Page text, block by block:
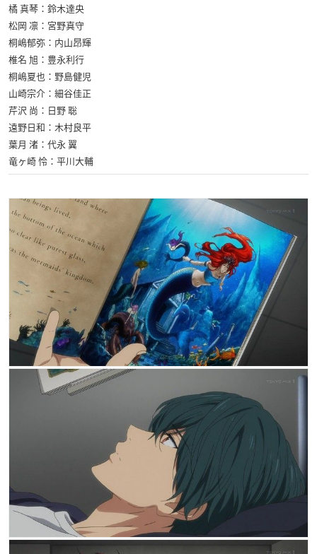
橘 真琴：鈴木達央
松岡 凛：宮野真守
桐嶋郁弥：内山昂輝
椎名 旭：豊永利行
桐嶋夏也：野島健児
山崎宗介：細谷佳正
芹沢 尚：日野 聡
遠野日和：木村良平
葉月 渚：代永 翼
竜ヶ崎 怜：平川大輔